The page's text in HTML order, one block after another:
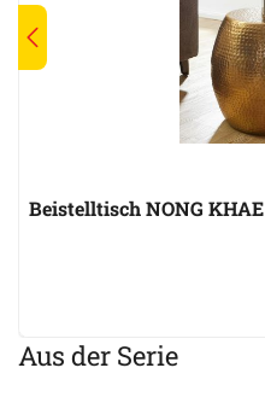
Beistelltisch NONG KHAE
Aus der Serie